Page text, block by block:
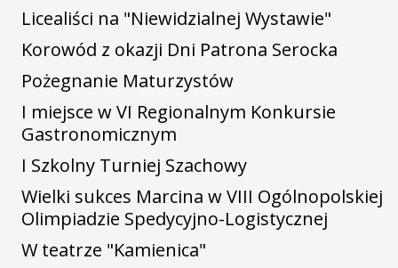
Licealiści na "Niewidzialnej Wystawie"
Korowód z okazji Dni Patrona Serocka
Pożegnanie Maturzystów
I miejsce w VI Regionalnym Konkursie
Gastronomicznym
I Szkolny Turniej Szachowy
Wielki sukces Marcina w VIII Ogólnopolskiej
Olimpiadzie Spedycyjno-Logistycznej
W teatrze "Kamienica"